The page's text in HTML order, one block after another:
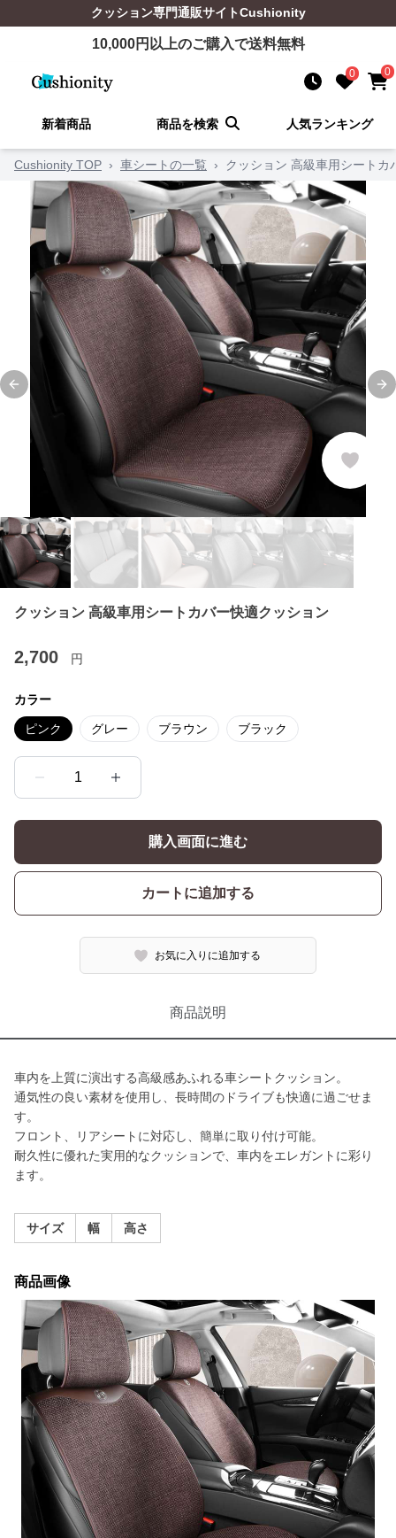
クッション専門通販サイトCushionity
10,000円以上のご購入で送料無料
0 0
新着商品 商品を検索 人気ランキング
Cushionity TOP › 車シートの一覧 › クッション 高級車用シートカ
Previous slide
クッション 高級車用シートカバー快適クッション
2,700 円
カラー
ピンク グレー ブラウン ブラック
1
購入画面に進む
カートに追加する
お気に入りに追加する
商品説明
車内を上質に演出する高級感あふれる車シートクッション。
通気性の良い素材を使用し、長時間のドライブも快適に過ごせま
す。
フロント、リアシートに対応し、簡単に取り付け可能。
耐久性に優れた実用的なクッションで、車内をエレガントに彩り
ます。
サイズ 幅 高さ
商品画像